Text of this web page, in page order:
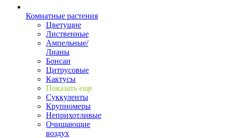
Комнатные растения
Цветущие
Лиственные
Ампельные/
Лианы
Бонсаи
Цитрусовые
Кактусы
Показать еще
Суккуленты
Крупномеры
Неприхотливые
Очищающие
воздух